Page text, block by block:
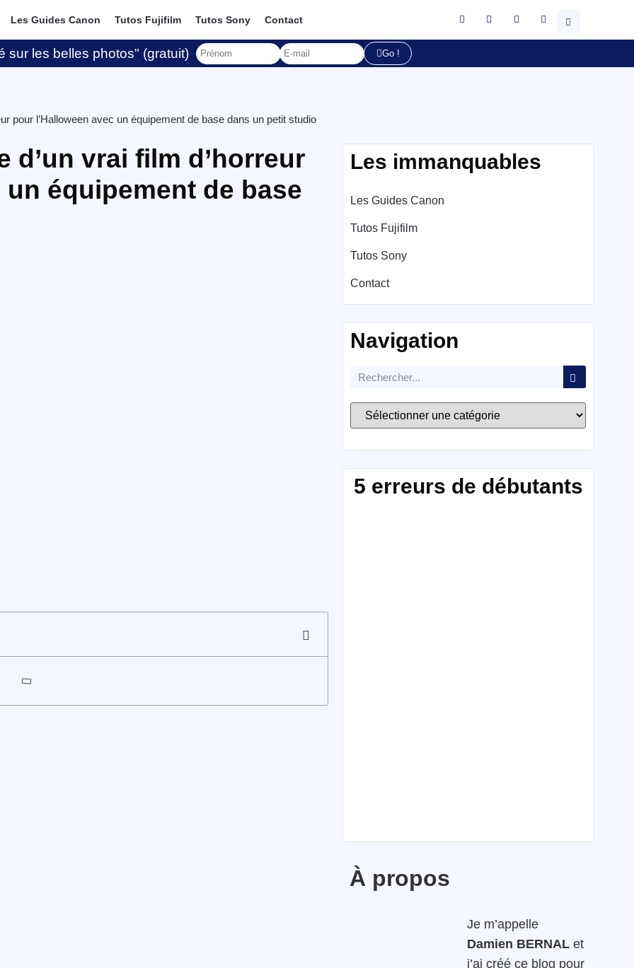
Les Guides Canon Tutos Fujifilm Tutos Sony Contact
sur les belles photos" (gratuit) Go !
pour l’Halloween avec un équipement de base dans un petit studio
d’un vrai film d’horreur
un équipement de base
Les immanquables
Les Guides Canon
Tutos Fujifilm
Tutos Sony
Contact
Navigation
5 erreurs de débutants
À propos
Je m’appelle
Damien BERNAL et
j’ai créé ce blog pour